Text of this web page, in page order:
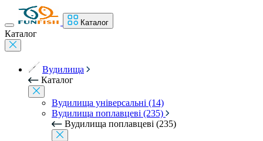
Каталог
Каталог
Вудилища
Каталог
Вудилища універсальні (14)
Вудилища поплавцеві (235)
Вудилища поплавцеві (235)